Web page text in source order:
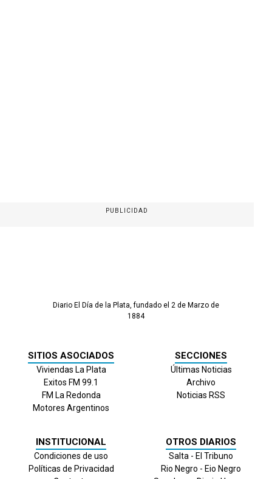
PUBLICIDAD
Diario El Día de la Plata, fundado el 2 de Marzo de
1884
SITIOS ASOCIADOS
Viviendas La Plata
Exitos FM 99.1
FM La Redonda
Motores Argentinos
SECCIONES
Últimas Noticias
Archivo
Noticias RSS
INSTITUCIONAL
Condiciones de uso
Políticas de Privacidad
OTROS DIARIOS
Salta - El Tribuno
Rio Negro - Eio Negro